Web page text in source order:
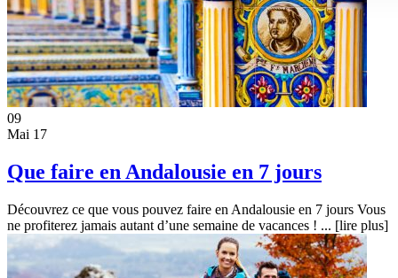
09
Mai 17
Que faire en Andalousie en 7 jours
Découvrez ce que vous pouvez faire en Andalousie en 7 jours Vous
ne profiterez jamais autant d’une semaine de vacances ! ... [lire plus]